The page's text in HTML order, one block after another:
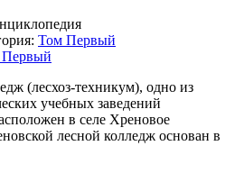
Том Первый
(лесхоз-техникум), одно из
учебных заведений
в селе Хреновое
лесной колледж основан в